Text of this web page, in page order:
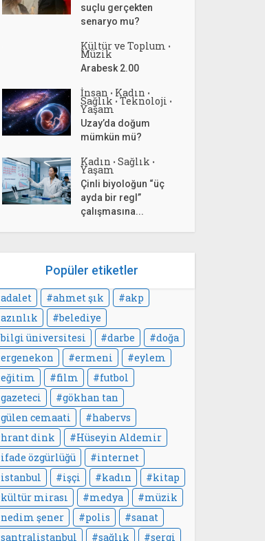
suçlu gerçekten
senaryo mu?
Kültür ve Toplum •
Müzik
Arabesk 2.00
İnsan • Kadın •
Sağlık • Teknoloji •
Yaşam
Uzay’da doğum
mümkün mü?
Kadın • Sağlık •
Yaşam
Çinli biyoloğun “üç
ayda bir regl”
çalışmasına...
Popüler etiketler
adalet ahmet şık
akp
azınlık
belediye
bilgi üniversitesi
darbe
doğa
ergenekon
ermeni
eylem
eğitim
film
futbol
gazeteci
gökhan tan
gülen cemaati
habervs
hrant dink
Hüseyin Aldemir
ifade özgürlüğü
internet
istanbul
işçi kadın
kitap
kültür mirası
medya
müzik
nedim şener
polis
sanat
santralistanbul
sağlık sergi